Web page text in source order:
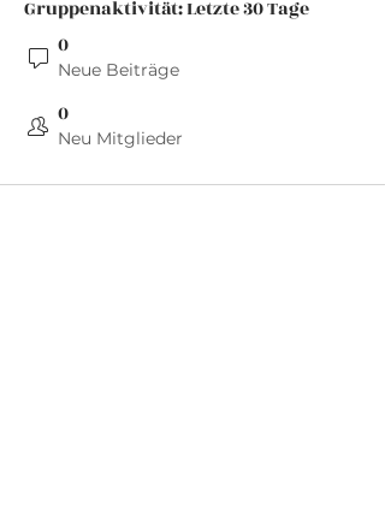
Gruppenaktivität: Letzte 30 Tage
0
Neue Beiträge
0
Neu Mitglieder